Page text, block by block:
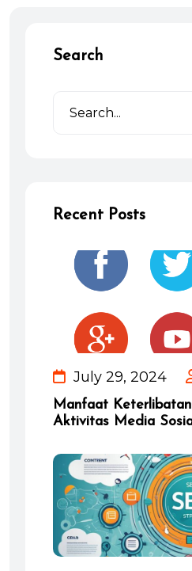
Search
Recent Posts
July 29, 2024
Manfaat
Aktivitas Media